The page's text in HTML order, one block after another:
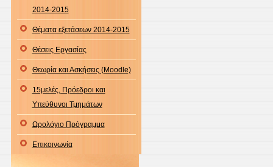
2014-2015
Θέματα εξετάσεων 2014-2015
Θέσεις Εργασίας
Θεωρία και Ασκήσεις (Moodle)
15μελές, Πρόεδροι και
Υπεύθυνοι Τμημάτων
Ωρολόγιο Πρόγραμμα
Επικοινωνία